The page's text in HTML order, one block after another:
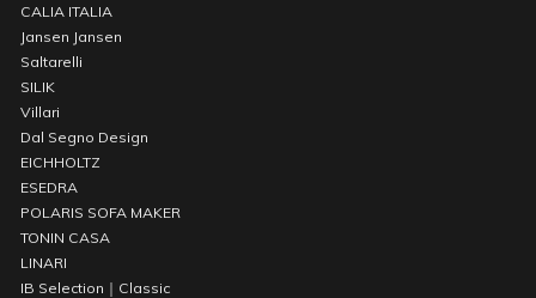
CALIA ITALIA
Jansen Jansen
Saltarelli
SILIK
Villari
Dal Segno Design
EICHHOLTZ
ESEDRA
POLARIS SOFA MAKER
TONIN CASA
LINARI
IB Selection｜Classic